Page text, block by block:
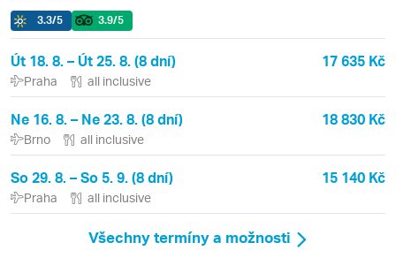
3.3/5 3.9/5
Út 18. 8. – Út 25. 8. (8 dní) 17 635 Kč
Praha all inclusive
Ne 16. 8. – Ne 23. 8. (8 dní) 18 830 Kč
Brno all inclusive
So 29. 8. – So 5. 9. (8 dní) 15 140 Kč
Praha all inclusive
Všechny termíny a možnosti